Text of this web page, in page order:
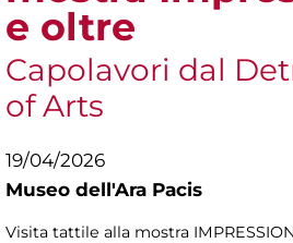
e oltre
Capolavori dal
of Arts
19/04/2026
Museo dell'Ara Pacis
Visita tattile alla mostra